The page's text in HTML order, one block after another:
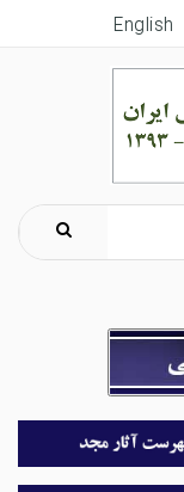
English